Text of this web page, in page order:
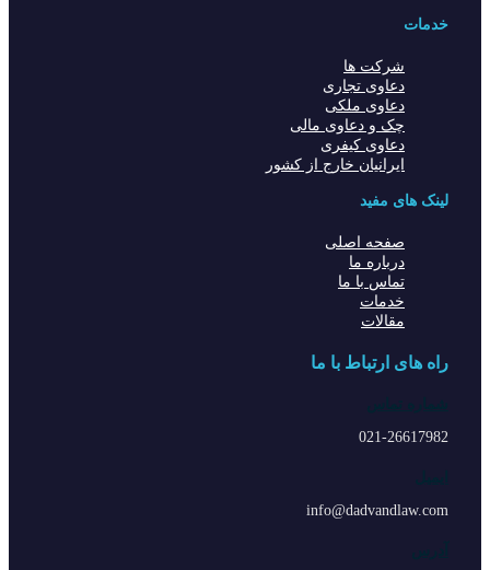
خدمات
شرکت ها
دعاوی تجاری
دعاوی ملکی
چک و دعاوی مالی
دعاوی کیفری
ایرانیان خارج از کشور
لینک های مفید
صفحه اصلی
درباره ما
تماس با ما
خدمات
مقالات
راه های ارتباط با ما
021-26617982
info@dadvandlaw.com